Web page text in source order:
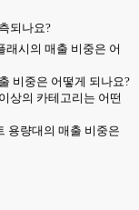
되나요?
래시의 매출 비중은 어
비중은 어떻게 되나요?
상의 카테고리는 어떤
용량대의 매출 비중은